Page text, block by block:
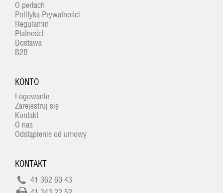
O perłach
Polityka Prywatności
Regulamin
Płatności
Dostawa
B2B
KONTO
Logowanie
Zarejestruj się
Kontakt
O nas
Odstąpienie od umowy
KONTAKT
41 362 60 43